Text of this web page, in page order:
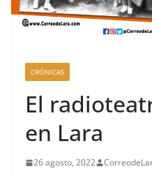
CRÓNICAS
El
en Lara
26 agosto, 2022